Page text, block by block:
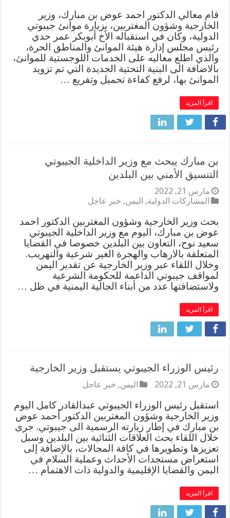
قام معالي الدكتور احمد عوض بن مبارك، وزير
الخارجية وشؤون المغتربين، بزيارة موانئ جيبوتي
الدولية، وكان في استقباله الأخ أبوبكر عمر حدي
رئيس مجلس إدارة هيئة الموانئ والمناطق الحرة،
والذي اطلع معاليه على الخدمات اللوجستية للموانئ،
بالاضافة الى البنية التحتية الجديدة التي تم تزويد
الموانئ بها، لرفع كفاءة تحميل وتفريع …
اقرأ المزيد
بن مبارك يبحث مع وزير الداخلية الجيبوتي
التنسيق الأمني بين البلدين
مارس 21, 2022
المشاركات الدولية, اليمن, خبر عاجل
بحث وزير الخارجية وشؤون المغتربين الدكتور احمد
عوض بن مبارك، اليوم مع وزير الداخلية الجيبوتي
سعيد نوح، التعاون بين البلدين خصوصا في القضايا
المتعلقة بالارهاب والهجرة الغير شرعية والتهريب.
وخلال اللقاء عبر وزير الخارجية عن تقدير اليمن
لمواقف جيبوتي الداعمة للحكومة الشرعية
ولاستضافتها عدد من أبناء الجالية اليمنية في ظل …
اقرأ المزيد
رئيس الوزراء الجيبوتي يستقبل وزير الخارجية
مارس 21, 2022 اليمن, خبر عاجل
استقبل رئيس الوزراء الجيبوتي عبدالقادر كامل اليوم
وزير الخارجية وشؤون المغتربين الدكتور أحمد عوض
بن مبارك في إطار زيارته الرسمية الى جيبوتي. جرى
خلال اللقاء بحث العلاقات الثنائية بين البلدين وسبل
تعزيزها وتطويرها في كافة المجالات، بالإضافة إلى
استعراض مستجدات الأحداث وعملية السلام في
اليمن والقضايا الإقليمية والدولية ذات الاهتمام …
اقرأ المزيد